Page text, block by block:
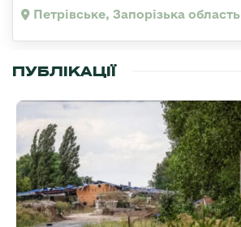
Петрівське, Запорізька область
ПУБЛІКАЦІЇ